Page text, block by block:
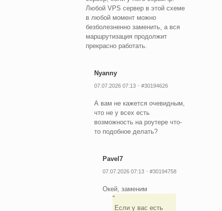
Любой VPS сервер в этой схеме
в любой момент можно
безболезненно заменить, а вся
маршрутизация продолжит
прекрасно работать.
Nyanny
07.07.2026 07:13 #30194626
А вам не кажется очевидным,
что не у всех есть
возможность на роутере что-
то подобное делать?
Pavel7
07.07.2026 07:13 #30194758
Окей, заменим
Если у вас есть